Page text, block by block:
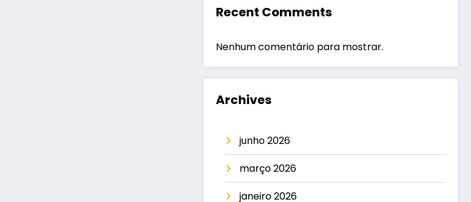
Recent Comments
Nenhum comentário para mostrar.
Archives
junho 2026
março 2026
janeiro 2026